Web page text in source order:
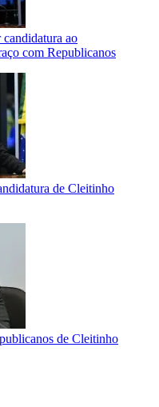
ao
com Republicanos
de Cleitinho
de Cleitinho